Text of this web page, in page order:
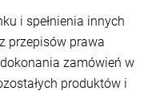
i spełnienia innych
przepisów prawa
zamówień w
produktów i